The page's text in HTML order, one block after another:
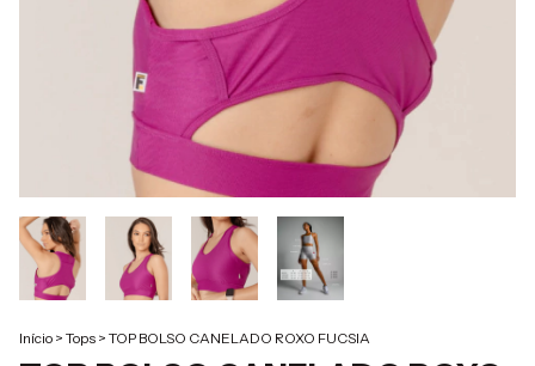
Início > Tops > TOP BOLSO CANELADO ROXO FUCSIA